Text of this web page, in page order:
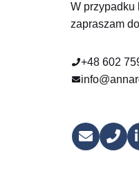
W przypadku
zapraszam
+48 602